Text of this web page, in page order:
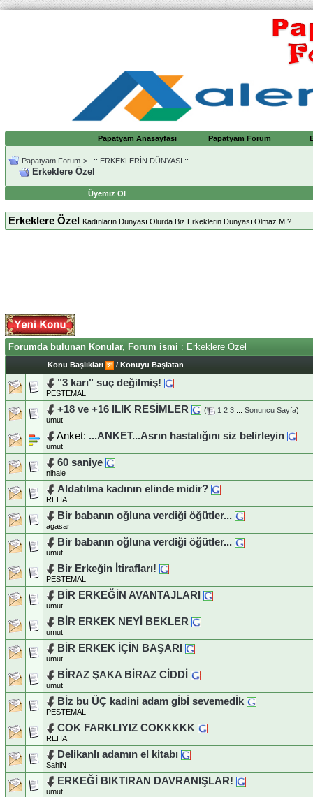
Papatyam Anasayfası Papatyam Forum
Papatyam Forum > ..::.ERKEKLERİN DÜNYASI.::.
Erkeklere Özel
Üyemiz Ol
Erkeklere Özel Kadınların Dünyası Olurda Biz Erkeklerin Dünyası Olmaz Mı?
Forumda bulunan Konular, Forum ismi : Erkeklere Özel
Konu Başlıkları / Konuyu Başlatan
"3 karı" suç değilmiş!
PESTEMAL
+18 ve +16 lLIK RESİMLER ( 1 2 3 Sonuncu Sayfa)
umut
Anket: ...ANKET...Asrın hastalığını siz belirleyin
umut
60 saniye
nihale
Aldatılma kadının elinde midir?
REHA
Bir babanın oğluna verdiği öğütler...
agasar
Bir babanın oğluna verdiği öğütler...
umut
Bir Erkeğin İtirafları!
PESTEMAL
BİR ERKEĞİN AVANTAJLARI
umut
BİR ERKEK NEYİ BEKLER
umut
BİR ERKEK İÇİN BAŞARI
umut
BİRAZ ŞAKA BİRAZ CİDDİ
umut
Bİz bu ÜÇ kadini adam gİbİ sevemedİk
PESTEMAL
COK FARKLIYIZ COKKKKK
REHA
Delikanlı adamın el kitabı
SahiN
ERKEĞİ BIKTIRAN DAVRANIŞLAR!
umut